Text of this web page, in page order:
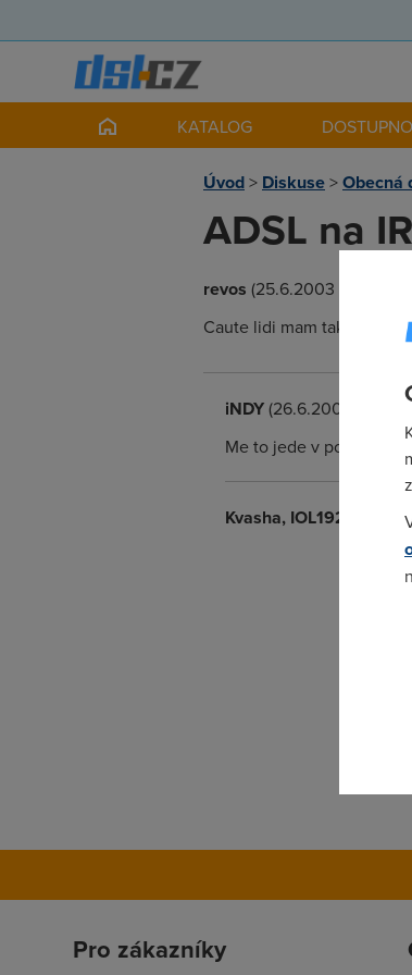
KATALOG
Úvod> Diskuse>Obecná
ADSL na
revos (25.6.2003 20:23:09)
Caute lidi mam takovej
iNDY(26.6.2003
Me to jede v pohode.
Kvasha, IOL192/64
Pro zákazníky